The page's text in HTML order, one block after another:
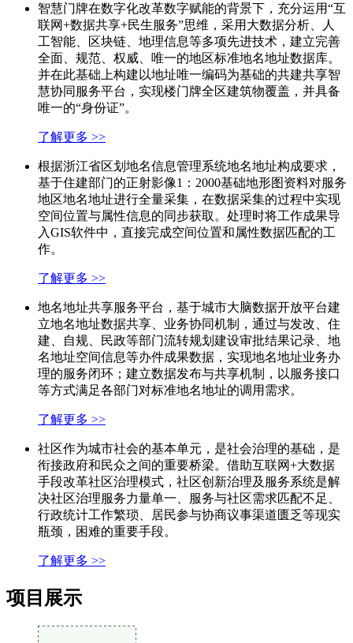
智慧门牌在数字化改革数字赋能的背景下，充分运用“互
联网+数据共享+民生服务”思维，采用大数据分析、人
工智能、区块链、地理信息等多项先进技术，建立完善
全面、规范、权威、唯一的地区标准地名地址数据库。
并在此基础上构建以地址唯一编码为基础的共建共享智
慧协同服务平台，实现楼门牌全区建筑物覆盖，并具备
唯一的“身份证”。
了解更多 >>
根据浙江省区划地名信息管理系统地名地址构成要求，
基于住建部门的正射影像1：2000基础地形图资料对服务
地区地名地址进行全量采集，在数据采集的过程中实现
空间位置与属性信息的同步获取。处理时将工作成果导
入GIS软件中，直接完成空间位置和属性数据匹配的工
作。
了解更多 >>
地名地址共享服务平台，基于城市大脑数据开放平台建
立地名地址数据共享、业务协同机制，通过与发改、住
建、自规、民政等部门流转规划建设审批结果记录、地
名地址空间信息等办件成果数据，实现地名地址业务办
理的服务闭环；建立数据发布与共享机制，以服务接口
等方式满足各部门对标准地名地址的调用需求。
了解更多 >>
社区作为城市社会的基本单元，是社会治理的基础，是
衔接政府和民众之间的重要桥梁。借助互联网+大数据
手段改革社区治理模式，社区创新治理及服务系统是解
决社区治理服务力量单一、服务与社区需求匹配不足、
行政统计工作繁琐、居民参与协商议事渠道匮乏等现实
瓶颈，困难的重要手段。
了解更多 >>
项目展示